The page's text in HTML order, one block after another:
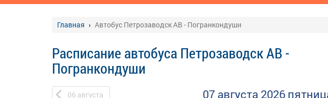
Главная Автобус Петрозаводск АВ - Погранкондуши
Расписание автобуса Петрозаводск АВ -
Погранкондуши
06 августа 07 августа 2026